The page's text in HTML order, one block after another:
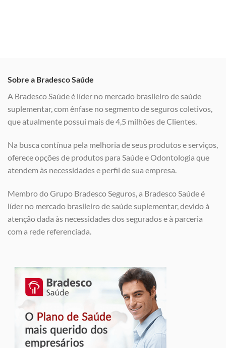
Sobre a Bradesco Saúde
A Bradesco Saúde é líder no mercado brasileiro de saúde
suplementar, com ênfase no segmento de seguros coletivos,
que atualmente possui mais de 4,5 milhões de Clientes.
Na busca contínua pela melhoria de seus produtos e serviços,
oferece opções de produtos para Saúde e Odontologia que
atendem às necessidades e perfil de sua empresa.
Membro do Grupo Bradesco Seguros, a Bradesco Saúde é
líder no mercado brasileiro de saúde suplementar, devido à
atenção dada às necessidades dos segurados e à parceria
com a rede referenciada.